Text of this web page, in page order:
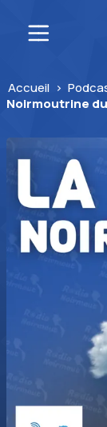
Accueil >
Noirmoutrine du